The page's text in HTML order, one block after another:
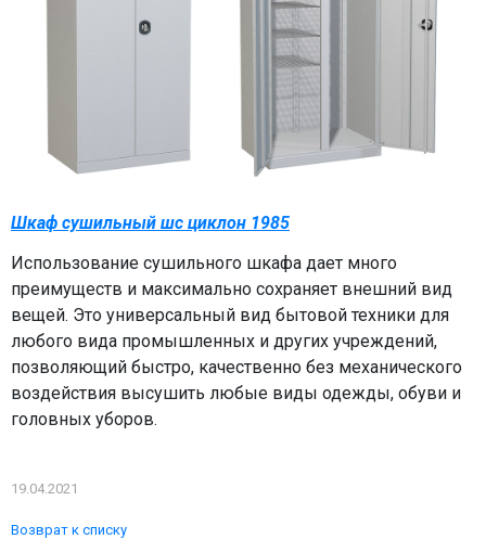
Шкаф сушильный шс циклон 1985
Использование сушильного шкафа дает много
преимуществ и максимально сохраняет внешний вид
вещей. Это универсальный вид бытовой техники для
любого вида промышленных и других учреждений,
позволяющий быстро, качественно без механического
воздействия высушить любые виды одежды, обуви и
головных уборов.
19.04.2021
Возврат к списку